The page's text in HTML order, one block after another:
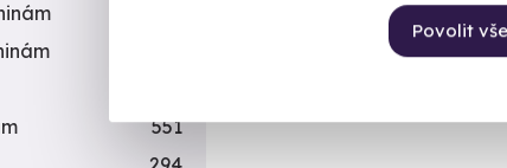
Povolit vše
551